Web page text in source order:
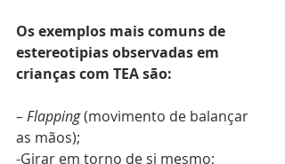
Os exemplos mais comuns de
estereotipias observadas em
crianças com TEA são:
– Flapping (movimento de balançar
as mãos);
-Girar em torno de si mesmo;